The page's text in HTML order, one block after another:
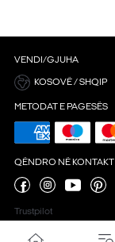
VENDI/GJUHA
KOSOVË / SHQIP
METODAT E PAGESËS
QËNDRO NË KONTAKT
Trustpilot